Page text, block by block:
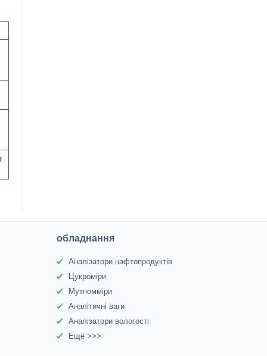
обладнання
Аналізатори нафтопродуктів
Цукроміри
Мутномміри
Аналітичні ваги
Аналізатори вологості
Ещё >>>